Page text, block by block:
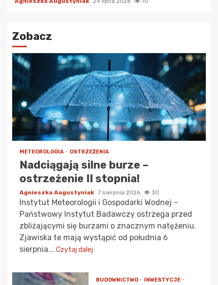
Zobacz
METEOROLOGIA OSTRZEŻENIA
Nadciągają silne burze –
ostrzeżenie II stopnia!
Agnieszka Augustyniak 7 sierpnia 2026 30
Instytut Meteorologii i Gospodarki Wodnej –
Państwowy Instytut Badawczy ostrzega przed
zbliżającymi się burzami o znacznym natężeniu.
Zjawiska te mają wystąpić od południa 6
sierpnia... Czytaj dalej
BUDOWNICTWO
INWESTYCJE